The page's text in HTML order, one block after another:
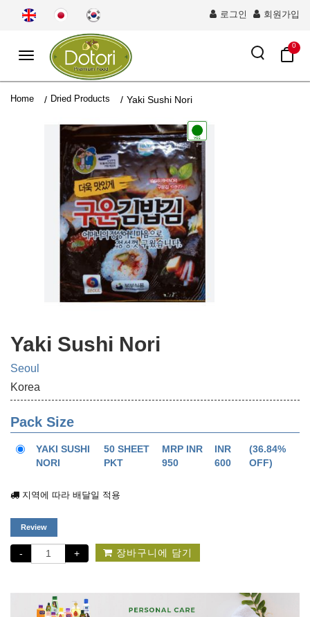
로그인 회원가입
Toggle
navigation
0
Home / Dried Products / Yaki Sushi Nori
Yaki Sushi Nori
Seoul
Korea
Pack Size
YAKI SUSHI
NORI
50 SHEET
PKT
MRP INR
950
INR
600
(36.84%
OFF)
지역에 따라 배달일 적용
Review
- + 장바구니에 담기